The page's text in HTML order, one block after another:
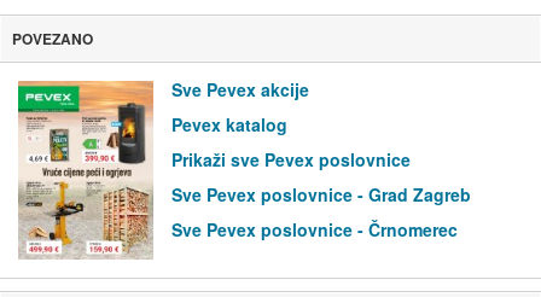
POVEZANO
Sve Pevex akcije
Pevex katalog
Prikaži sve Pevex poslovnice
Sve Pevex poslovnice - Grad Zagreb
Sve Pevex poslovnice - Črnomerec